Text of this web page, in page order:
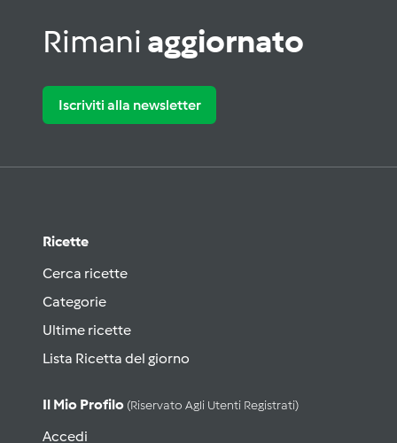
Rimani aggiornato
Iscriviti alla newsletter
Ricette
Cerca ricette
Categorie
Ultime ricette
Lista Ricetta del giorno
Il Mio Profilo (riservato Agli Utenti Registrati)
Accedi